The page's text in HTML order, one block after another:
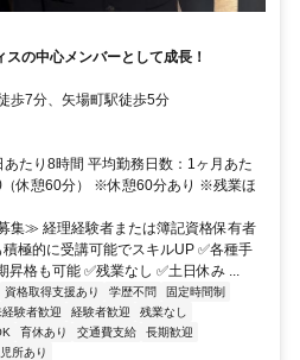
スの中心メンバーとして成長！
歩7分、矢場町駅徒歩5分
たり8時間 平均勤務日数：1ヶ月あた
（休憩60分） ※休憩60分あり ※残業ほ
集≫ 経理経験者または簿記資格保有者
極的に受講可能でスキルUP ✅各種手
格も可能 ✅残業なし ✅土日休み ...
資格取得支援あり 学歴不問
固定時間制
経験者歓迎 経験者歓迎
残業なし
育休あり 交通費支給
長期歓迎
所あり